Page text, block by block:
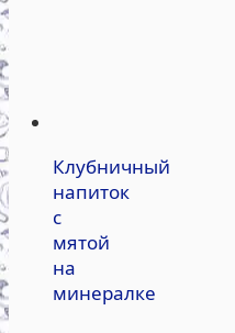
Клубничный
напиток
с
мятой
на
минералке